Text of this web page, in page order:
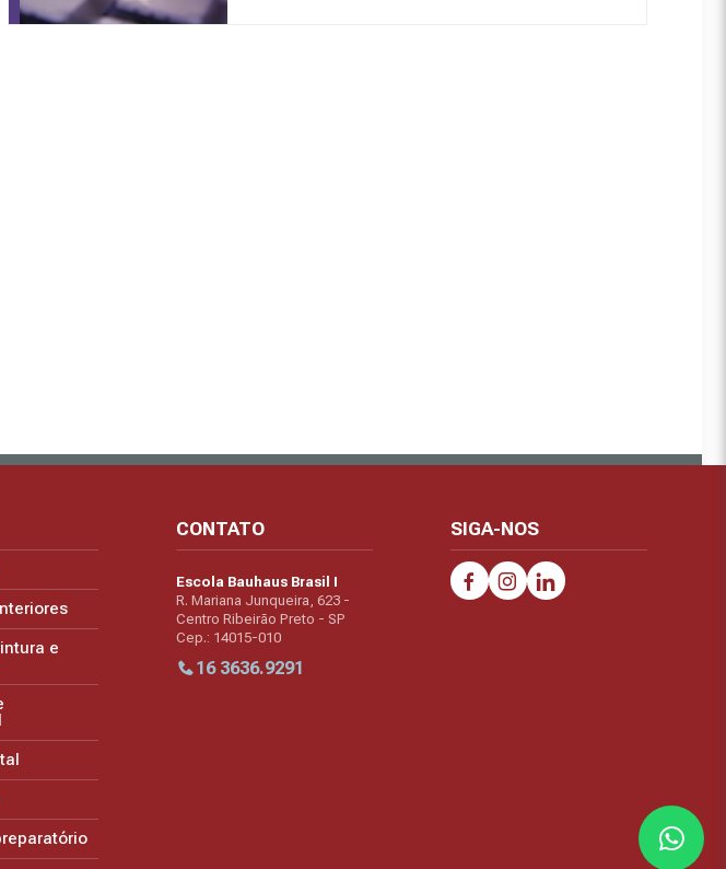
e
CONTATO
Escola Bauhaus Brasil I
R. Mariana Junqueira, 623 -
Centro Ribeirão Preto - SP
Cep.: 14015-010
16 3636.9291
SIGA-NOS